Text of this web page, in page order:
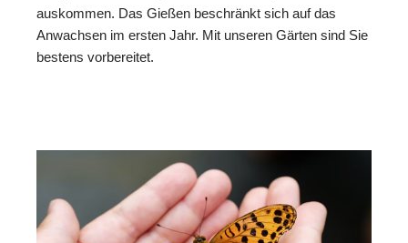
auskommen. Das Gießen beschränkt sich auf das
Anwachsen im ersten Jahr. Mit unseren Gärten sind Sie
bestens vorbereitet.